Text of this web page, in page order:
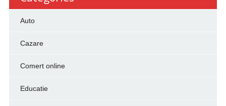
Auto
Cazare
Comert online
Educatie